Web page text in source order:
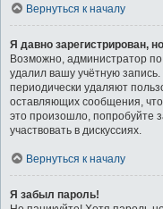
Вернуться к началу
Я давно зарегистрирован,
Возможно, администратор
удалил вашу учётную
периодически удаляют
оставляющих сообщения,
это произошло, попробуйте
участвовать в дискуссиях.
Вернуться к началу
Я забыл пароль!